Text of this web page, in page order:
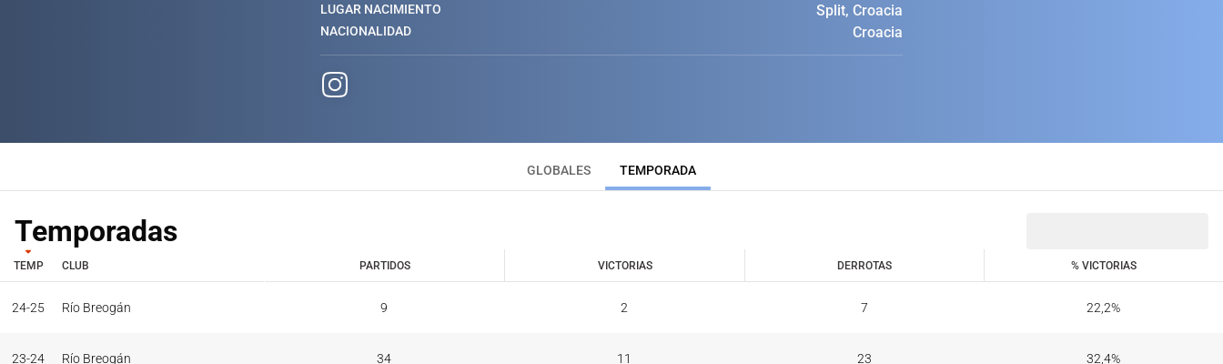
LUGAR NACIMIENTO Split, Croacia
NACIONALIDAD Croacia
GLOBALES TEMPORADA
Temporadas
TEMP CLUB PARTIDOS VICTORIAS DERROTAS % VICTORIAS
24-25 Río Breogán 9 2 7 22,2%
23-24 Río Breogán 34 11 23 32,4%